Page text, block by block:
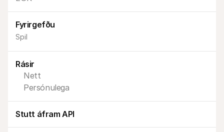
Fyrirgefðu
Spil
Rásir
Nett
Persónulega
Stutt áfram API
Discord samfélag
Taktu þátt í forritarasamfélagi okkar
Um Mollie
Verðlag
Skoðaðu verðskrá okkar
Um okkur
Lærðu meira um sögu okkar og gildi
Fréttir
Lestu nýjustu fréttirnar frá Mollie
Starfsferlar
Komdu að vinna með okkur – við
erum að ráða!
Hafa samband